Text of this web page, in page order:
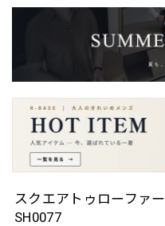
スクエアトゥローファ
SH0077